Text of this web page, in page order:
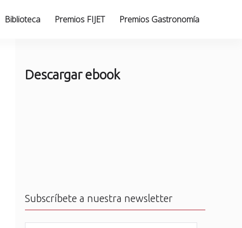
Biblioteca Premios FIJET Premios Gastronomía
Descargar ebook
Subscríbete a nuestra newsletter